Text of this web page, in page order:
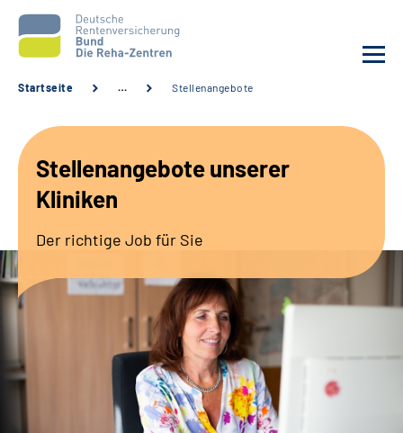
Unsere Kliniken
Sozialdienste & Zuweisende
Erweiterte Suche
Gebärdensprache
Startseite … Stellenangebote
Stellenangebote unserer
Kliniken
Der richtige Job für Sie